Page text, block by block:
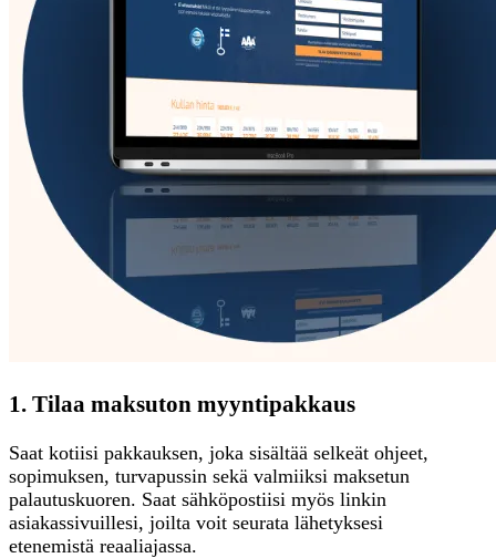
1. Tilaa maksuton myyntipakkaus
Saat kotiisi pakkauksen, joka sisältää selkeät ohjeet,
sopimuksen, turvapussin sekä valmiiksi maksetun
palautuskuoren. Saat sähköpostiisi myös linkin
asiakassivuillesi, joilta voit seurata lähetyksesi
etenemistä reaaliajassa.